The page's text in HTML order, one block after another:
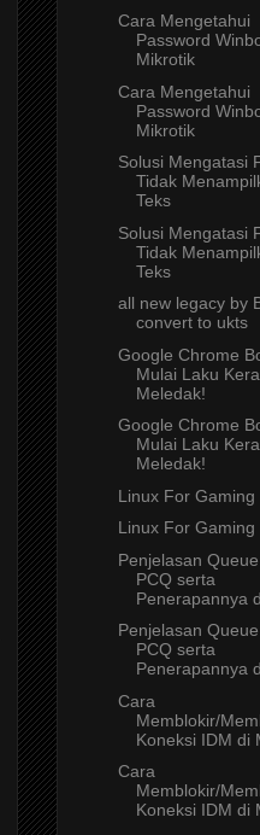
Cara Mengetahui
Password
Mikrotik
Cara Mengetahui
Password
Mikrotik
Solusi Mengatasi
Tidak
Teks
Solusi Mengatasi
Tidak
Teks
all new legacy by
convert to ukts
Google Chrome
Mulai Laku
Meledak!
Google Chrome
Mulai Laku
Meledak!
Linux For Gaming
Linux For Gaming
Penjelasan
PCQ serta
Penerapannya
Penjelasan
PCQ serta
Penerapannya
Cara
Memblokir/
Koneksi IDM di
Cara
Memblokir/
Koneksi IDM di